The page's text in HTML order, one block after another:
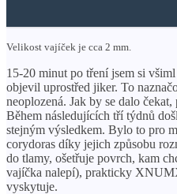
Velikost vajíček je cca 2 mm.
15-20 minut po tření jsem si
objevil uprostřed jiker. To
neoplozená. Jak by se dalo
Během následujících tří týdnů
stejným výsledkem. Bylo to pro
corydoras díky jejich způsobu
do tlamy, ošetřuje povrch, kam
vajíčka nalepí), prakticky
vyskytuje.